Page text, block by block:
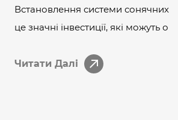
сонячних панелей на даху -
які можуть окупитися десятиліт...